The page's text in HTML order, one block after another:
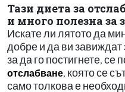
Тази диета за
и много полезна за
Искате ли лятото да
добре и да ви завиждат
за да го постигнете, се
отслабване, която се
само толкова е